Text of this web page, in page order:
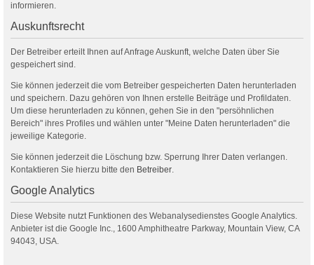
informieren.
Auskunftsrecht
Der Betreiber erteilt Ihnen auf Anfrage Auskunft, welche Daten über Sie
gespeichert sind.
Sie können jederzeit die vom Betreiber gespeicherten Daten herunterladen
und speichern. Dazu gehören von Ihnen erstelle Beiträge und Profildaten.
Um diese herunterladen zu können, gehen Sie in den "persöhnlichen
Bereich" ihres Profiles und wählen unter "Meine Daten herunterladen" die
jeweilige Kategorie.
Sie können jederzeit die Löschung bzw. Sperrung Ihrer Daten verlangen.
Kontaktieren Sie hierzu bitte den Betreiber.
Google Analytics
Diese Website nutzt Funktionen des Webanalysedienstes Google Analytics.
Anbieter ist die Google Inc., 1600 Amphitheatre Parkway, Mountain View, CA
94043, USA.